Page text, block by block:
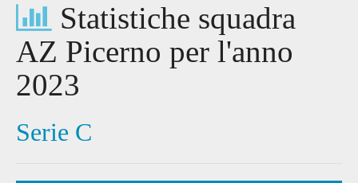
Statistiche squadra
AZ Picerno per l'anno
2023
Serie C